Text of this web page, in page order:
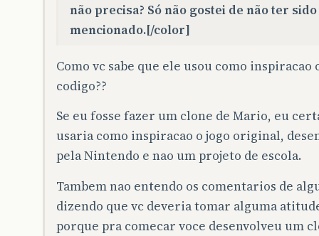
não precisa? Só não gostei de não ter sido
mencionado.[/color]
Como vc sabe que ele usou como inspiracao
codigo??
Se eu fosse fazer um clone de Mario, eu
usaria como inspiracao o jogo original,
pela Nintendo e nao um projeto de escola.
Tambem nao entendo os comentarios de
dizendo que vc deveria tomar alguma
porque pra comecar voce desenvolveu um